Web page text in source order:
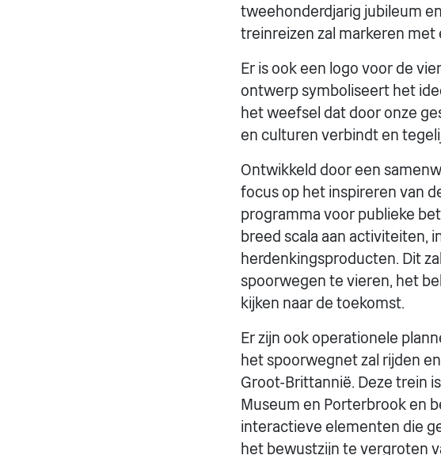
tweehonderdjarig jubileum
treinreizen zal markeren met
Er is ook een logo voor de
ontwerp symboliseert het
het weefsel dat door onze
en culturen verbindt en
Ontwikkeld door een
focus op het inspireren van
programma voor publieke
breed scala aan activiteiten,
herdenkingsproducten. Dit zal
spoorwegen te vieren, het
kijken naar de toekomst.
Er zijn ook operationele
het spoorwegnet zal rijden en
Groot-Brittannië. Deze trein
Museum en Porterbrook en
interactieve elementen die
het bewustzijn te vergroten